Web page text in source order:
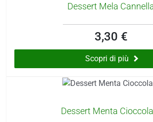
Dessert Mela
3,30 €
Scopri di più
Dessert Menta